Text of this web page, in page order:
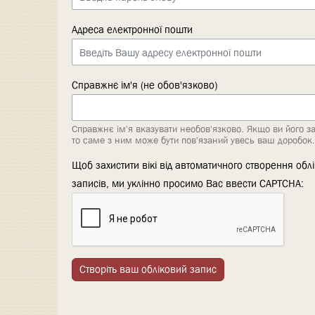
Адреса електронної пошти
Справжнє ім'я (не обов'язково)
Справжнє ім'я вказувати необов'язково. Якщо ви його
то саме з ним може бути пов'язаний увесь ваш доробок.
Щоб захистити вікі від автоматичного створення
записів, ми уклінно просимо Вас ввести CAPTCHA:
Створіть ваш обліковий запис